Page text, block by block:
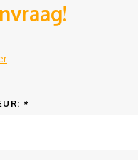
*